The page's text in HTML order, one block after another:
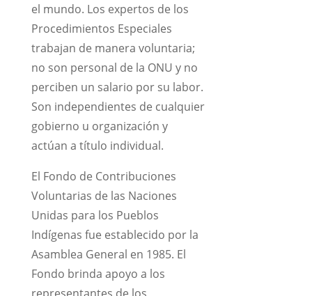
el mundo. Los expertos de los
Procedimientos Especiales
trabajan de manera voluntaria;
no son personal de la ONU y no
perciben un salario por su labor.
Son independientes de cualquier
gobierno u organización y
actúan a título individual.
El Fondo de Contribuciones
Voluntarias de las Naciones
Unidas para los Pueblos
Indígenas fue establecido por la
Asamblea General en 1985. El
Fondo brinda apoyo a los